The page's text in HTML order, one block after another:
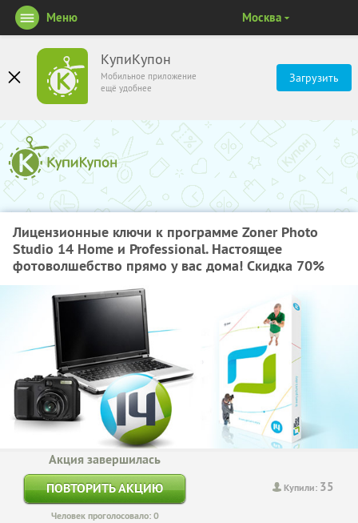
КупиКупон
Мобильное приложение
ещё удобнее
Загрузить
Меню Москва
Лицензионные ключи к программе Zoner Photo
Studio 14 Home и Professional. Настоящее
фотоволшебство прямо у вас дома! Скидка 70%
Купили: 35
Акция завершилась
ПОВТОРИТЬ АКЦИЮ
Человек проголосовало: 0